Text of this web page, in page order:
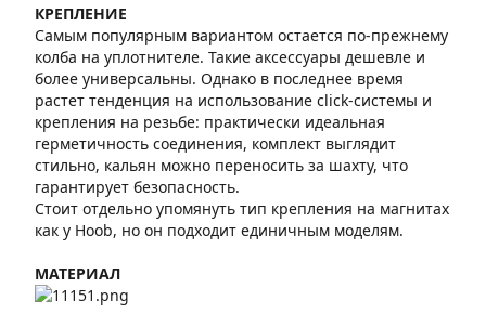
КРЕПЛЕНИЕ
Самым популярным вариантом остается по-прежнему
колба на уплотнителе. Такие аксессуары дешевле и
более универсальны. Однако в последнее время
растет тенденция на использование click-системы и
крепления на резьбе: практически идеальная
герметичность соединения, комплект выглядит
стильно, кальян можно переносить за шахту, что
гарантирует безопасность.
Стоит отдельно упомянуть тип крепления на магнитах
как у Hoob, но он подходит единичным моделям.
МАТЕРИАЛ